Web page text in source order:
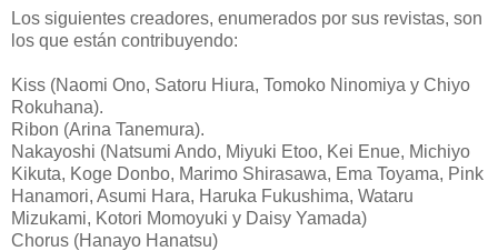
Los siguientes creadores, enumerados por sus revistas, son
los que están contribuyendo:
Kiss (Naomi Ono, Satoru Hiura, Tomoko Ninomiya y Chiyo
Rokuhana).
Ribon (Arina Tanemura).
Nakayoshi (Natsumi Ando, Miyuki Etoo, Kei Enue, Michiyo
Kikuta, Koge Donbo, Marimo Shirasawa, Ema Toyama, Pink
Hanamori, Asumi Hara, Haruka Fukushima, Wataru
Mizukami, Kotori Momoyuki y Daisy Yamada)
Chorus (Hanayo Hanatsu)